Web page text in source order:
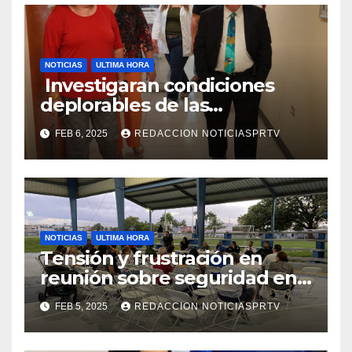
NOTICIAS ULTIMA HORA
Investigaran condiciones
deplorables de las
facilidades el Departamento
de la Salud en Mayagüez
FEB 6, 2025 REDACCION NOTICIASPRTV
NOTICIAS ULTIMA HORA
Tensión y frustración en
reunión sobre seguridad en
Reparto Metropolitano
FEB 5, 2025 REDACCION NOTICIASPRTV